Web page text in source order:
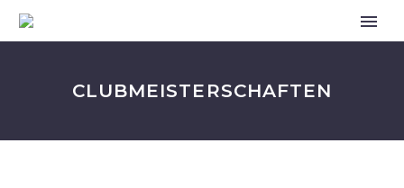
CLUBMEISTERSCHAFTEN